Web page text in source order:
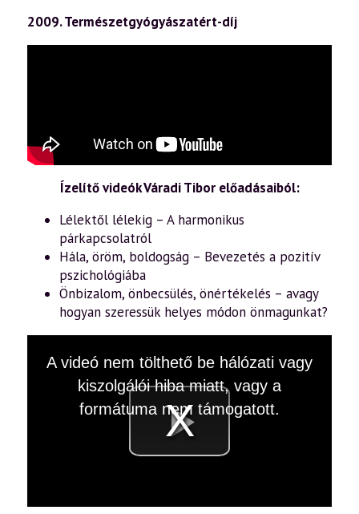
2009. Természetgyógyászatért-díj
Ízelítő videók Váradi Tibor előadásaiból:
Lélektől lélekig – A harmonikus
párkapcsolatról
Hála, öröm, boldogság – Bevezetés a pozitív
pszichológiába
Önbizalom, önbecsülés, önértékelés – avagy
hogyan szeressük helyes módon önmagunkat?
Videó
A videó nem tölthető be hálózati vagy
kiszolgálói hiba miatt, vagy a
formátuma nem támogatott.